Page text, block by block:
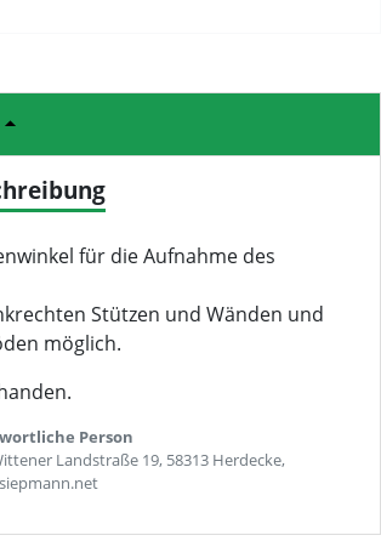
für die Aufnahme des
Stützen und Wänden und
möglich.
Person
Landstraße 19, 58313 Herdecke,